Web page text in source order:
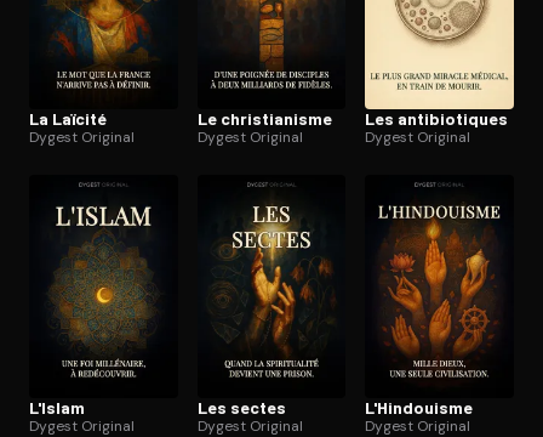
La Laïcité
Dygest Original
Le chris­tia­nisme
Dygest Original
Les an­ti­bio­tiques
Dygest Original
L'Islam
Dygest Original
Les sectes
Dygest Original
L'Hin­douisme
Dygest Original